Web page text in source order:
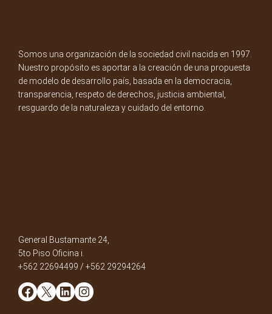
Somos una organización de la sociedad civil nacida en 1997.
Nuestro propósito es aportar a la creación de una propuesta
de modelo de desarrollo país, basada en la democracia,
transparencia, respeto de derechos, justicia ambiental,
resguardo de la naturaleza y cuidado del entorno.
General Bustamante 24,
5to Piso Oficina i.
+562 22694499 / +562 29294264